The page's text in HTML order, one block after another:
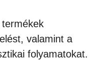
valamint a
folyamatokat.